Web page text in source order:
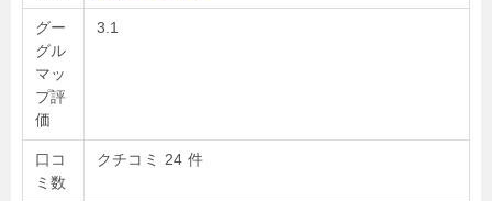
グー
グル
マッ
プ評
価
3.1
口コ
ミ数
クチコミ 24 件